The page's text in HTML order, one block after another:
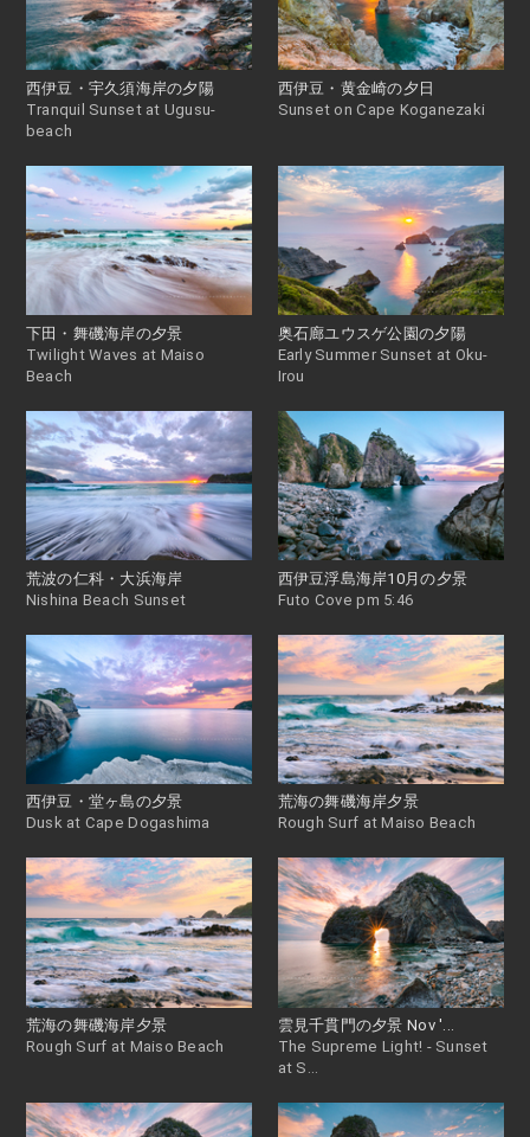
西伊豆・宇久須海岸の夕陽
Tranquil Sunset at Ugusu-
beach
西伊豆・黄金崎の夕日
Sunset on Cape Koganezaki
下田・舞磯海岸の夕景
Twilight Waves at Maiso
Beach
奥石廊ユウスゲ公園の夕陽
Early Summer Sunset at Oku-
Irou
荒波の仁科・大浜海岸
Nishina Beach Sunset
西伊豆浮島海岸10月の夕景
Futo Cove pm 5:46
西伊豆・堂ヶ島の夕景
Dusk at Cape Dogashima
荒海の舞磯海岸夕景
Rough Surf at Maiso Beach
荒海の舞磯海岸夕景
Rough Surf at Maiso Beach
雲見千貫門の夕景 Nov '...
The Supreme Light! - Sunset
at S...